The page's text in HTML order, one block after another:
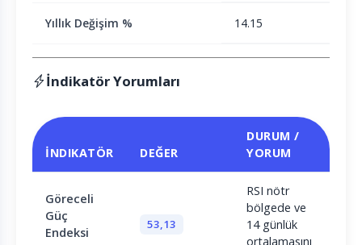
Yıllık Değişim % 14.15
İndikatör Yorumları
İNDIKATÖR DEĞER
DURUM /
YORUM
Göreceli
Güç
Endeksi
53,13
RSI nötr
bölgede ve
14 günlük
ortalamasını